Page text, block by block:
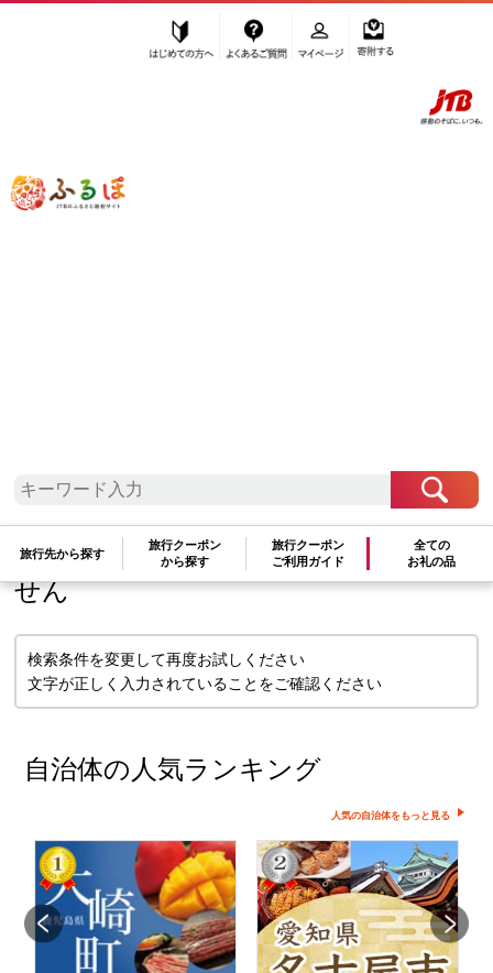
ふるぽ JTBのふるさと納税サイト
旅行先から探す
旅行クーポン
から探す
旅行クーポン
ご利用ガイド
全ての
お礼の品
「ふるさと納税」TOP
検索条件に一致するお礼の品はありま
せん
検索条件を変更して再度お試しください
文字が正しく入力されていることをご確認ください
自治体の人気ランキング
人気の自治体をもっと見る